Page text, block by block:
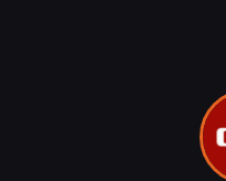
RETRO